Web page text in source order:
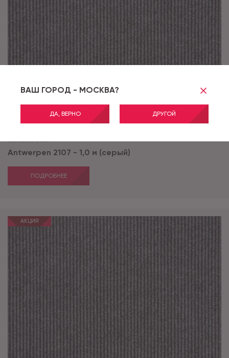
ВАШ ГОРОД - МОСКВА?
ДА, ВЕРНО ДРУГОЙ
Артикул: 2107
Antwerpen 2107 - 1,0 м (серый)
ПОДРОБНЕЕ
АКЦИЯ